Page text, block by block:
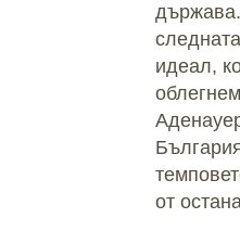
идеал,
от